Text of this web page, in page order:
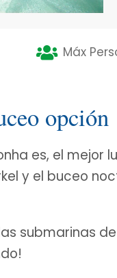
Máx
es, el mejor
y el buceo
submarinas